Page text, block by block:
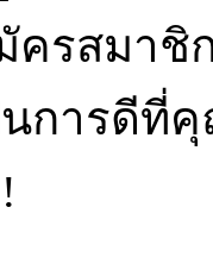
ครสมาชิ
นการดีที่